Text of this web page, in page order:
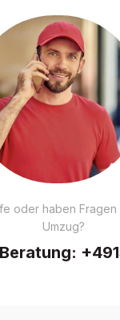
oder haben Fragen
Umzug?